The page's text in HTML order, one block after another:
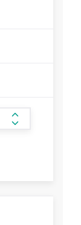
form.increase-